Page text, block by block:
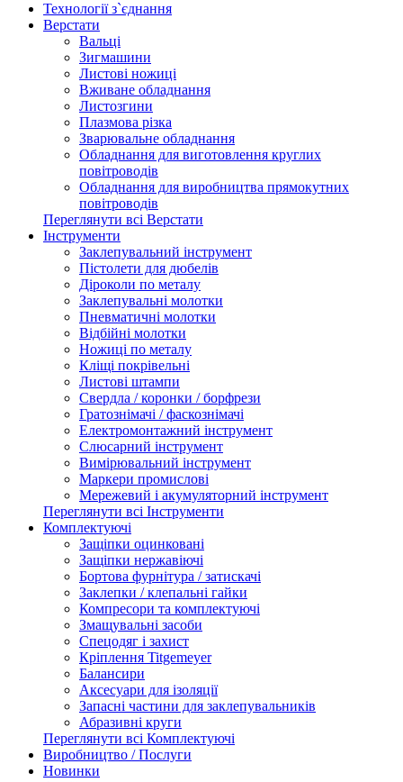
Технології з`єднання
Верстати
Вальці
Зигмашини
Листові ножиці
Вживане обладнання
Листозгини
Плазмова різка
Зварювальне обладнання
Обладнання для виготовлення круглих
повітроводів
Обладнання для виробництва прямокутних
повітроводів
Переглянути всі Верстати
Інструменти
Заклепувальний інструмент
Пістолети для дюбелів
Діроколи по металу
Заклепувальні молотки
Пневматичні молотки
Відбійні молотки
Ножиці по металу
Кліщі покрівельні
Листові штампи
Свердла / коронки / борфрези
Гратознімачі / фаскознімачі
Електромонтажний інструмент
Слюсарний інструмент
Вимірювальний інструмент
Маркери промислові
Мережевий і акумуляторний інструмент
Переглянути всі Інструменти
Комплектуючі
Защіпки оцинковані
Защіпки нержавіючі
Бортова фурнітура / затискачі
Заклепки / клепальні гайки
Компресори та комплектуючі
Змащувальні засоби
Спецодяг і захист
Кріплення Titgemeyer
Балансири
Аксесуари для ізоляції
Запасні частини для заклепувальників
Абразивні круги
Переглянути всі Комплектуючі
Виробництво / Послуги
Новинки